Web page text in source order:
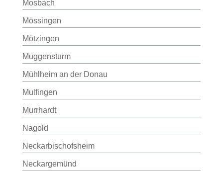
Mosbach
Mössingen
Mötzingen
Muggensturm
Mühlheim an der Donau
Mulfingen
Murrhardt
Nagold
Neckarbischofsheim
Neckargemünd